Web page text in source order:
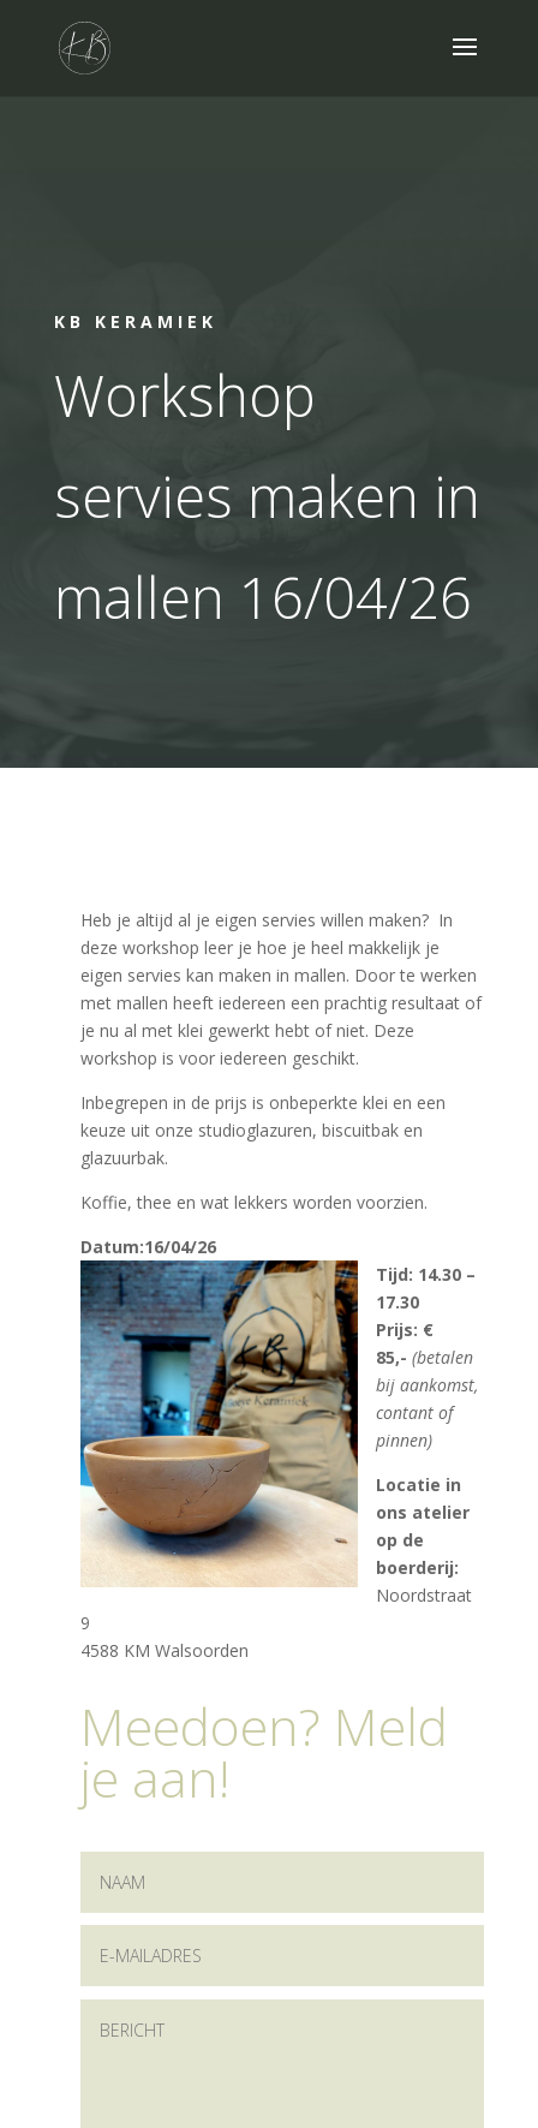
KB KERAMIEK
Workshop
servies maken in
mallen 16/04/26
Heb je altijd al je eigen servies willen maken? In
deze workshop leer je hoe je heel makkelijk je
eigen servies kan maken in mallen. Door te werken
met mallen heeft iedereen een prachtig resultaat of
je nu al met klei gewerkt hebt of niet. Deze
workshop is voor iedereen geschikt.
Inbegrepen in de prijs is onbeperkte klei en een
keuze uit onze studioglazuren, biscuitbak en
glazuurbak.
Koffie, thee en wat lekkers worden voorzien.
Datum:16/04/26
Tijd: 14.30 –
17.30
Prijs: €
85,-(betalen
bij aankomst,
contant of
pinnen)
Locatie in
ons atelier
op de
boerderij:
Noordstraat
9
4588 KM Walsoorden
Meedoen? Meld
je aan!